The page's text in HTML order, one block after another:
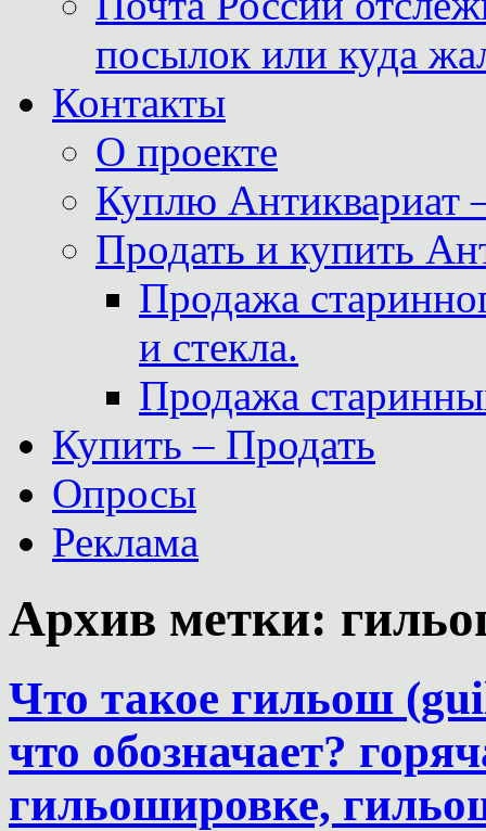
посылок или куда
Контакты
О проекте
Куплю Антиквариат
Продать и купить
Продажа
и стекла.
Продажа
Купить – Продать
Опросы
Реклама
Архив метки:
Что такое гильош
что обозначает?
гильошировке,